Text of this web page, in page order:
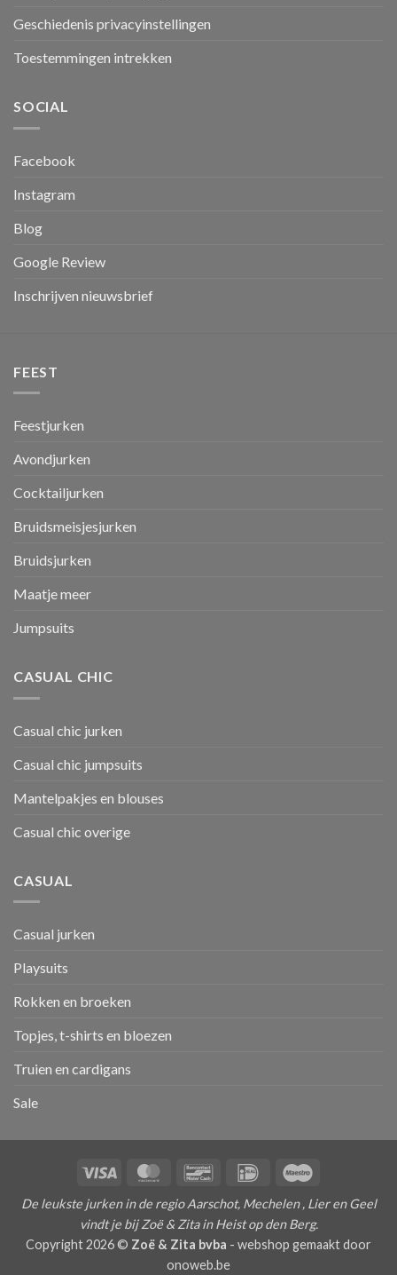
Geschiedenis privacyinstellingen
Toestemmingen intrekken
SOCIAL
Facebook
Instagram
Blog
Google Review
Inschrijven nieuwsbrief
FEEST
Feestjurken
Avondjurken
Cocktailjurken
Bruidsmeisjesjurken
Bruidsjurken
Maatje meer
Jumpsuits
CASUAL CHIC
Casual chic jurken
Casual chic jumpsuits
Mantelpakjes en blouses
Casual chic overige
CASUAL
Casual jurken
Playsuits
Rokken en broeken
Topjes, t-shirts en bloezen
Truien en cardigans
Sale
Visa MasterCardBancontactIDeal
De leukste jurken in de regio Aarschot, Mechelen , Lier en Geel
vindt je bij Zoë & Zita in Heist op den Berg.
Copyright 2026 © Zoë & Zita bvba - webshop gemaakt door
onoweb.be